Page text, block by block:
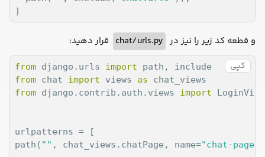
]
و قطعه کد زیر را نیز در chat/urls.py قرار دهید:
کپی from django.urls import
from chat import views as
from django.contrib.auth.views import
urlpatterns = [
path( "" , chat_views.chatPage, name="chat-page"